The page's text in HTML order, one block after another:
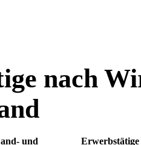
nach
und
Erwerbstätige